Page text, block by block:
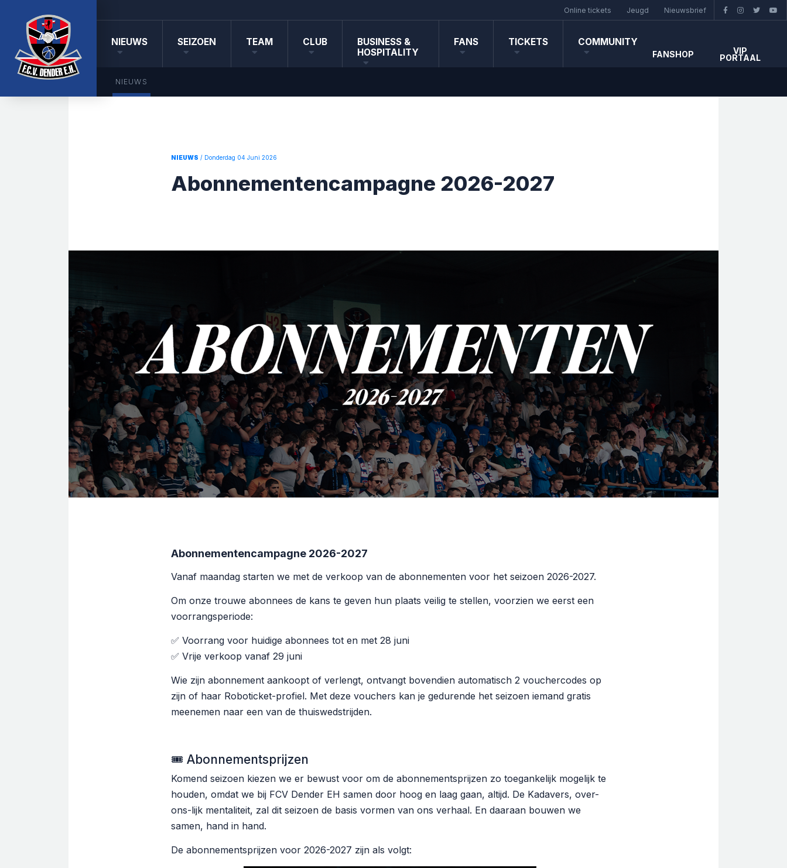
Online tickets Jeugd Nieuwsbrief
NIEUWS
NIEUWS
SEIZOEN TEAM CLUB
BUSINESS &
HOSPITALITY
FANS TICKETS COMMUNITY
FANSHOP VIP
PORTAAL
NIEUWS / Donderdag 04 Juni 2026
Abonnementencampagne 2026-2027
Abonnementencampagne 2026-2027
Vanaf maandag starten we met de verkoop van de abonnementen voor het seizoen 2026-2027.
Om onze trouwe abonnees de kans te geven hun plaats veilig te stellen, voorzien we eerst een
voorrangsperiode:
✅ Voorrang voor huidige abonnees tot en met 28 juni
✅ Vrije verkoop vanaf 29 juni
Wie zijn abonnement aankoopt of verlengt, ontvangt bovendien automatisch 2 vouchercodes op
zijn of haar Roboticket-profiel. Met deze vouchers kan je gedurende het seizoen iemand gratis
meenemen naar een van de thuiswedstrijden.
🎟️ Abonnementsprijzen
Komend seizoen kiezen we er bewust voor om de abonnementsprijzen zo toegankelijk mogelijk te
houden, omdat we bij FCV Dender EH samen door hoog en laag gaan, altijd. De Kadavers, over-
ons-lijk mentaliteit, zal dit seizoen de basis vormen van ons verhaal. En daaraan bouwen we
samen, hand in hand.
De abonnementsprijzen voor 2026-2027 zijn als volgt: